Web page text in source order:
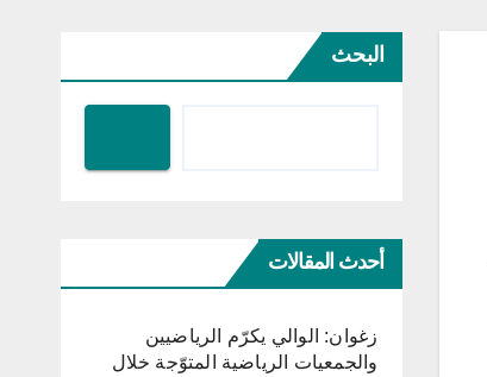
البحث
أحدث المقالات
زغوان: الوالي يكرّم الرياضيين
والجمعيات الرياضية المتوّجة خلال